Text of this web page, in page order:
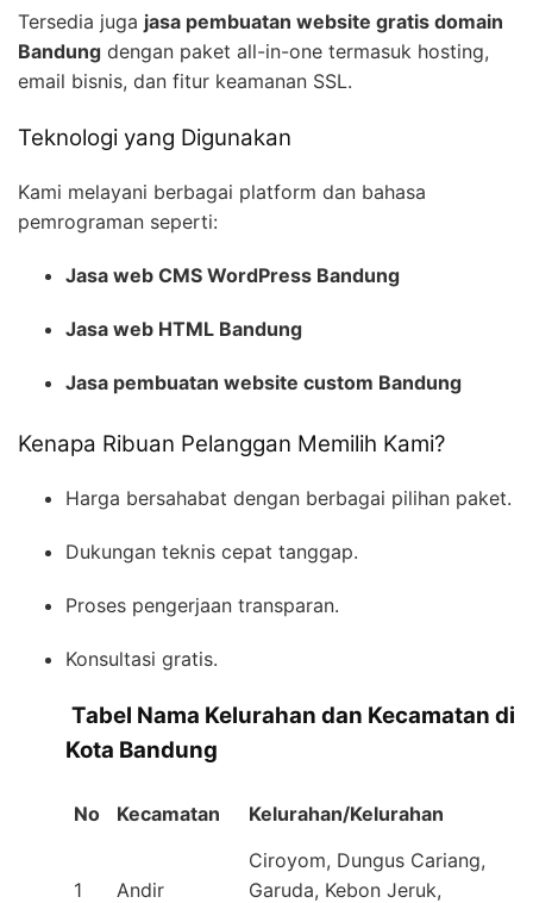
Tersedia juga jasa pembuatan website gratis domain
Bandung dengan paket all-in-one termasuk hosting,
email bisnis, dan fitur keamanan SSL.
Teknologi yang Digunakan
Kami melayani berbagai platform dan bahasa
pemrograman seperti:
Jasa web CMS WordPress Bandung
Jasa web HTML Bandung
Jasa pembuatan website custom Bandung
Kenapa Ribuan Pelanggan Memilih Kami?
Harga bersahabat dengan berbagai pilihan paket.
Dukungan teknis cepat tanggap.
Proses pengerjaan transparan.
Konsultasi gratis.
Tabel Nama Kelurahan dan Kecamatan di
Kota Bandung
No Kecamatan Kelurahan/Kelurahan
1 Andir
Ciroyom, Dungus Cariang,
Garuda, Kebon Jeruk,